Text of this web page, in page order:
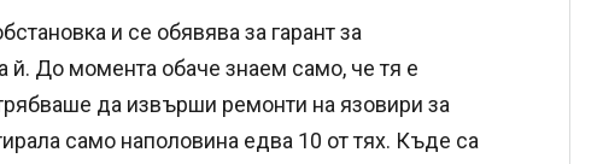
и се обявява за гарант за
й. До момента обаче знаем само, че тя е
да извърши ремонти на язовири за
само наполовина едва 10 от тях. Къде са